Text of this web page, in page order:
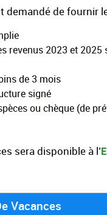
demandé de fournir
revenus 2023 et
de 3 mois
signé
ou chèque (de
sera disponible à l’
Vacances